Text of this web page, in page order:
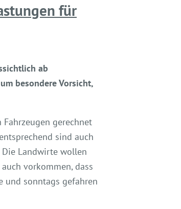
für
ab
besondere Vorsicht,
gerechnet
sind auch
Landwirte wollen
vorkommen, dass
und sonntags gefahren